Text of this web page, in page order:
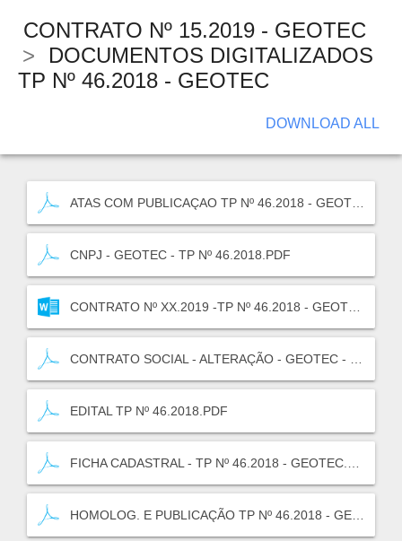
CONTRATO Nº 15.2019 - GEOTEC
>
DOCUMENTOS DIGITALIZADOS
TP Nº 46.2018 - GEOTEC
DOWNLOAD ALL
CNPJ - GEOTEC - TP Nº 46.2018.PDF
EDITAL TP Nº 46.2018.PDF